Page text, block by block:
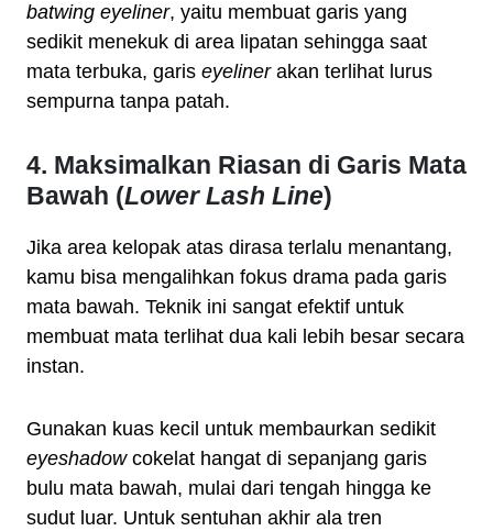
batwing eyeliner, yaitu membuat garis yang
sedikit menekuk di area lipatan sehingga saat
mata terbuka, garis eyelinerakan terlihat lurus
sempurna tanpa patah.
4. Maksimalkan Riasan di Garis Mata
Bawah (Lower Lash Line)
Jika area kelopak atas dirasa terlalu menantang,
kamu bisa mengalihkan fokus drama pada garis
mata bawah. Teknik ini sangat efektif untuk
membuat mata terlihat dua kali lebih besar secara
instan.
Gunakan kuas kecil untuk membaurkan sedikit
eyeshadowcokelat hangat di sepanjang garis
bulu mata bawah, mulai dari tengah hingga ke
sudut luar. Untuk sentuhan akhir ala tren